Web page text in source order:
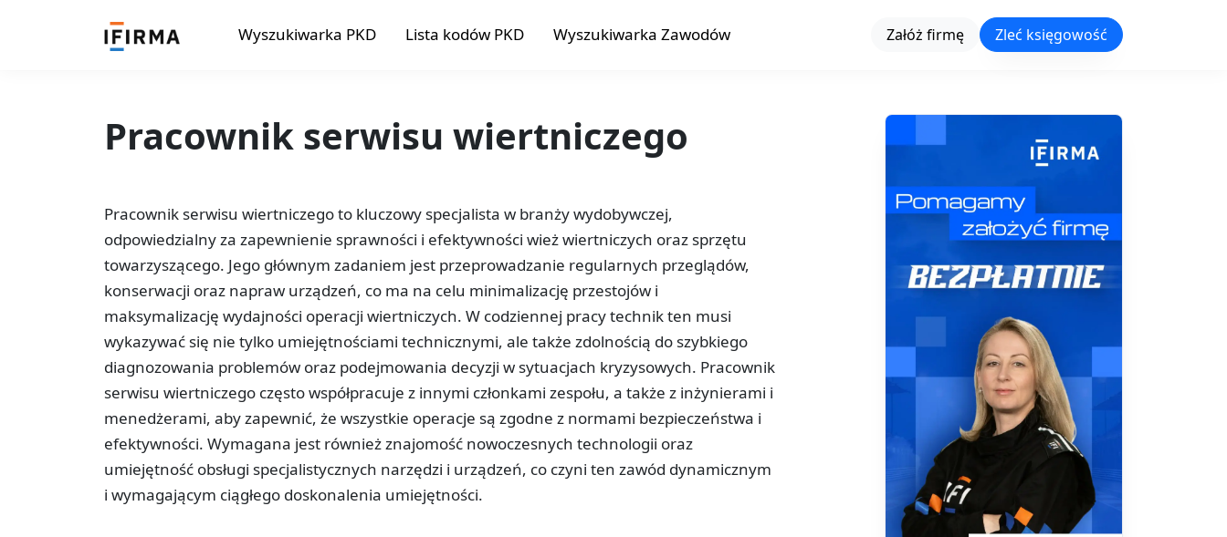
Wyszukiwarka PKD Lista kodów PKD Wyszukiwarka Zawodów Załóż firmę Zleć księgowość
Pracownik serwisu wiertniczego
Pracownik serwisu wiertniczego to kluczowy specjalista w branży wydobywczej,
odpowiedzialny za zapewnienie sprawności i efektywności wież wiertniczych oraz sprzętu
towarzyszącego. Jego głównym zadaniem jest przeprowadzanie regularnych przeglądów,
konserwacji oraz napraw urządzeń, co ma na celu minimalizację przestojów i
maksymalizację wydajności operacji wiertniczych. W codziennej pracy technik ten musi
wykazywać się nie tylko umiejętnościami technicznymi, ale także zdolnością do szybkiego
diagnozowania problemów oraz podejmowania decyzji w sytuacjach kryzysowych. Pracownik
serwisu wiertniczego często współpracuje z innymi członkami zespołu, a także z inżynierami i
menedżerami, aby zapewnić, że wszystkie operacje są zgodne z normami bezpieczeństwa i
efektywności. Wymagana jest również znajomość nowoczesnych technologii oraz
umiejętność obsługi specjalistycznych narzędzi i urządzeń, co czyni ten zawód dynamicznym
i wymagającym ciągłego doskonalenia umiejętności.